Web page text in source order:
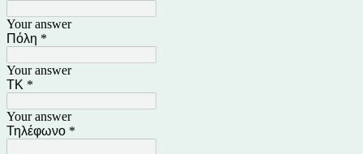
Your answer
Πόλη *
Your answer
ΤΚ *
Your answer
Τηλέφωνο *